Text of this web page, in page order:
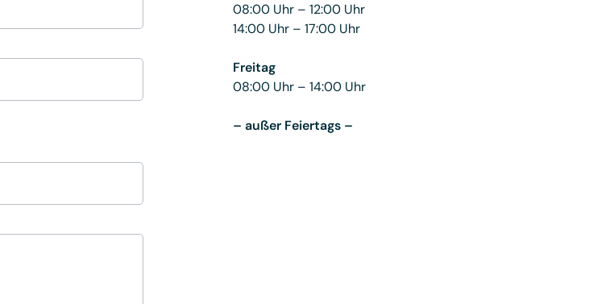
08:00 Uhr – 12:00 Uhr
14:00 Uhr – 17:00 Uhr
Freitag
08:00 Uhr – 14:00 Uhr
– außer Feiertags –